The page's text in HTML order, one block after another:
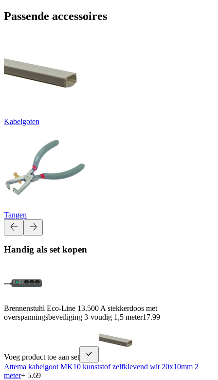
Passende accessoires
Kabelgoten
Tangen
Handig als set kopen
Brennenstuhl Eco-Line 13.500 A stekkerdoos met
overspanningsbeveiliging 3-voudig 1,5 meter17.99
Voeg product toe aan set
Attema kabelgoot MK10 kunststof zelfklevend wit 20x10mm 2
meter+ 5.69